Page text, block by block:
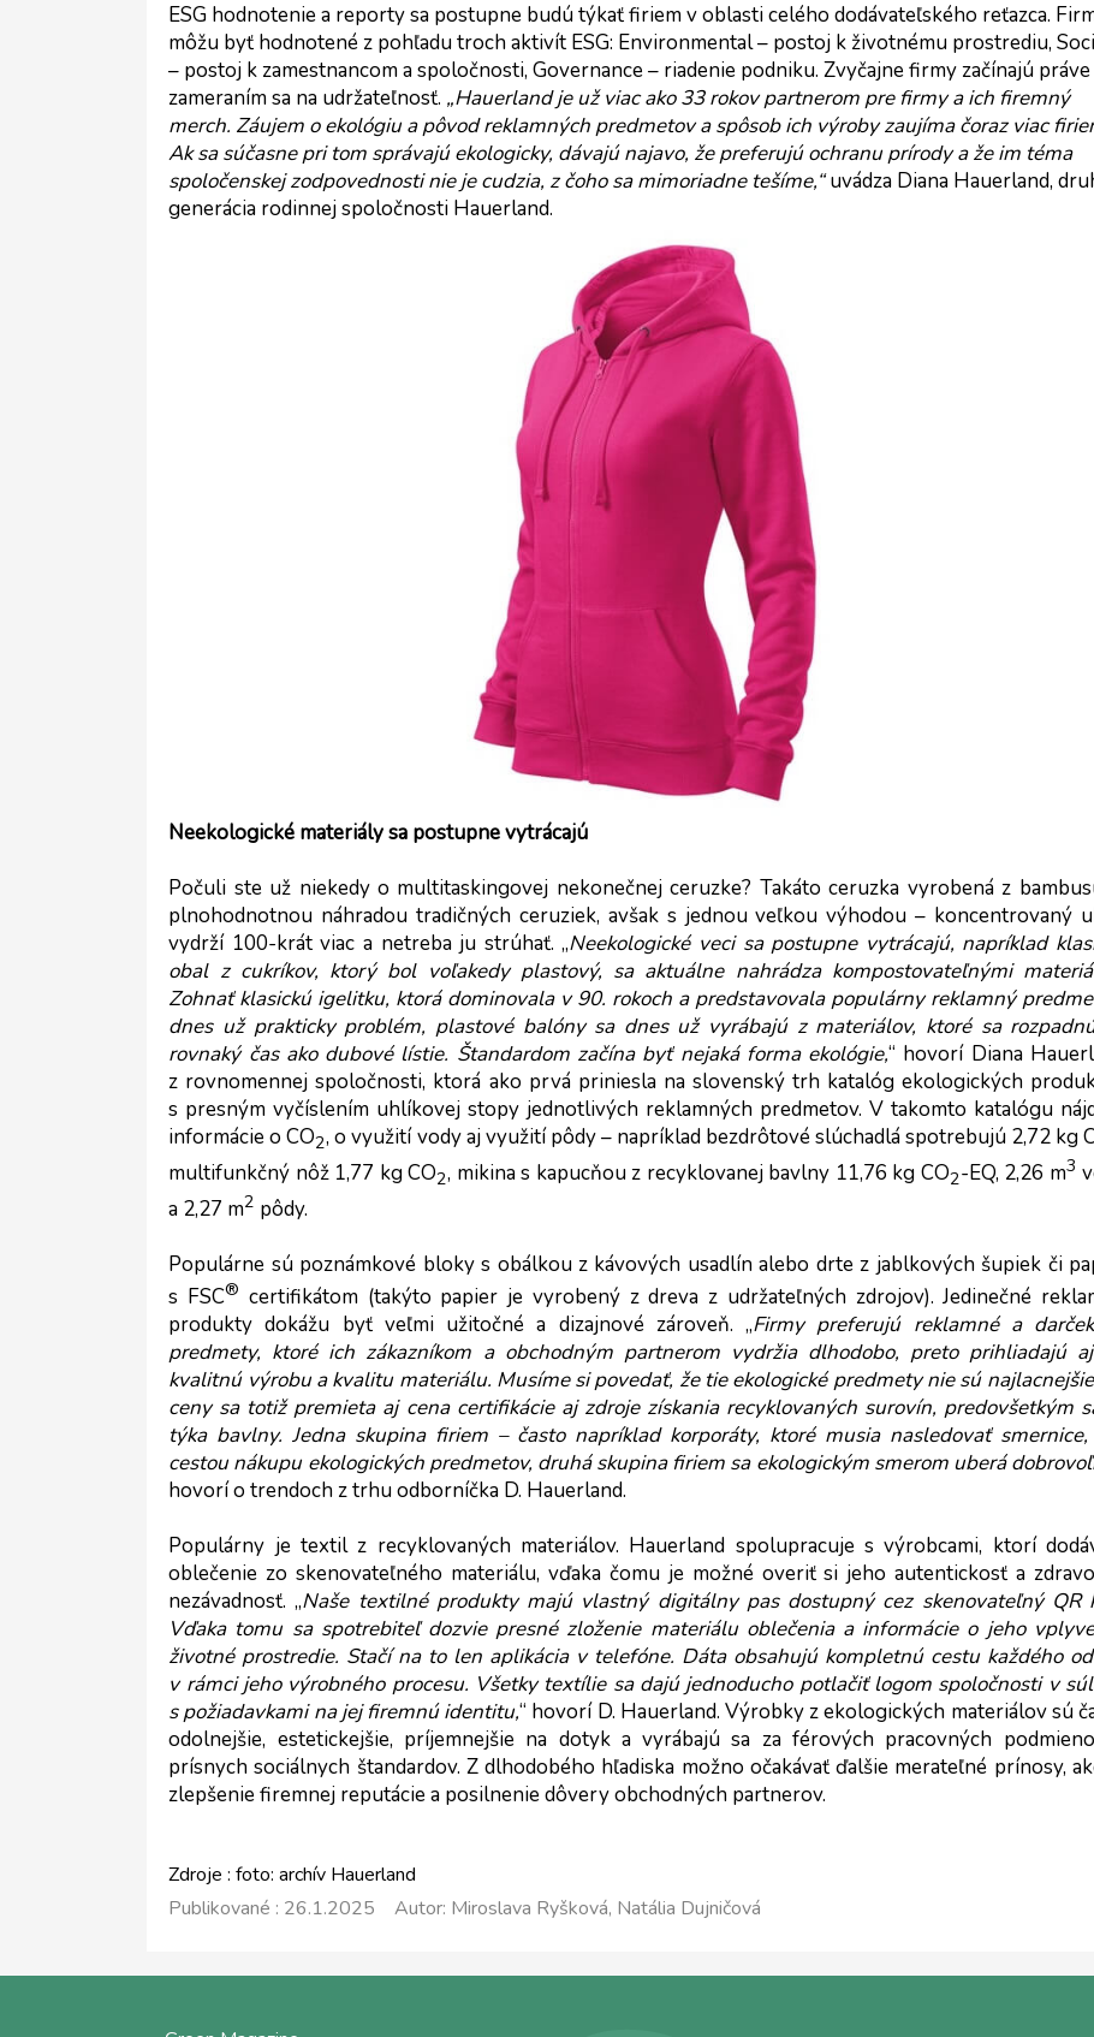
ESG hodnotenie a reporty sa postupne budú týkať firiem v oblasti celého dodávateľského reťazca.
môžu byť hodnotené z pohľadu troch aktivít ESG: Environmental – postoj k životnému prostrediu,
– postoj k zamestnancom a spoločnosti, Governance – riadenie podniku. Zvyčajne firmy začínajú práve
zameraním sa na udržateľnosť. „Hauerland je už viac ako 33 rokov partnerom pre firmy a ich firemný
merch. Záujem o ekológiu a pôvod reklamných predmetov a spôsob ich výroby zaujíma čoraz viac
Ak sa súčasne pri tom správajú ekologicky, dávajú najavo, že preferujú ochranu prírody a že im téma
spoločenskej zodpovednosti nie je cudzia, z čoho sa mimoriadne tešíme,“ uvádza Diana Hauerland,
generácia rodinnej spoločnosti Hauerland.
Neekologické materiály sa postupne vytrácajú
Počuli ste už niekedy o multitaskingovej nekonečnej ceruzke? Takáto ceruzka vyrobená z
plnohodnotnou náhradou tradičných ceruziek, avšak s jednou veľkou výhodou – koncentrovaný
vydrží 100-krát viac a netreba ju strúhať. „Neekologické veci sa postupne vytrácajú, napríklad
obal z cukríkov, ktorý bol voľakedy plastový, sa aktuálne nahrádza kompostovateľnými
Zohnať klasickú igelitku, ktorá dominovala v 90. rokoch a predstavovala populárny reklamný
dnes už prakticky problém, plastové balóny sa dnes už vyrábajú z materiálov, ktoré sa
rovnaký čas ako dubové lístie. Štandardom začína byť nejaká forma ekológie,“ hovorí Diana
z rovnomennej spoločnosti, ktorá ako prvá priniesla na slovenský trh katalóg ekologických
s presným vyčíslením uhlíkovej stopy jednotlivých reklamných predmetov. V takomto katalógu
informácie o CO2, o využití vody aj využití pôdy – napríklad bezdrôtové slúchadlá spotrebujú 2,72 kg
multifunkčný nôž 1,77 kg CO2, mikina s kapucňou z recyklovanej bavlny 11,76 kg CO2-EQ, 2,26 m3
a 2,27 m2 pôdy.
Populárne sú poznámkové bloky s obálkou z kávových usadlín alebo drte z jablkových šupiek či
s FSC® certifikátom (takýto papier je vyrobený z dreva z udržateľných zdrojov). Jedinečné
produkty dokážu byť veľmi užitočné a dizajnové zároveň. „Firmy preferujú reklamné a
predmety, ktoré ich zákazníkom a obchodným partnerom vydržia dlhodobo, preto prihliadajú
kvalitnú výrobu a kvalitu materiálu. Musíme si povedať, že tie ekologické predmety nie sú
ceny sa totiž premieta aj cena certifikácie aj zdroje získania recyklovaných surovín, predovšetkým
týka bavlny. Jedna skupina firiem – často napríklad korporáty, ktoré musia nasledovať
cestou nákupu ekologických predmetov, druhá skupina firiem sa ekologickým smerom uberá
hovorí o trendoch z trhu odborníčka D. Hauerland.
Populárny je textil z recyklovaných materiálov. Hauerland spolupracuje s výrobcami, ktorí
oblečenie zo skenovateľného materiálu, vďaka čomu je možné overiť si jeho autentickosť a
nezávadnosť. „Naše textilné produkty majú vlastný digitálny pas dostupný cez skenovateľný QR
Vďaka tomu sa spotrebiteľ dozvie presné zloženie materiálu oblečenia a informácie o jeho
životné prostredie. Stačí na to len aplikácia v telefóne. Dáta obsahujú kompletnú cestu každého
v rámci jeho výrobného procesu. Všetky textílie sa dajú jednoducho potlačiť logom spoločnosti v
s požiadavkami na jej firemnú identitu,“ hovorí D. Hauerland. Výrobky z ekologických materiálov sú
odolnejšie, estetickejšie, príjemnejšie na dotyk a vyrábajú sa za férových pracovných
prísnych sociálnych štandardov. Z dlhodobého hľadiska možno očakávať ďalšie merateľné prínosy,
zlepšenie firemnej reputácie a posilnenie dôvery obchodných partnerov.
Zdroje : foto: archív Hauerland
Publikované : 26.1.2025 Autor: Miroslava Ryšková, Natália Dujničová